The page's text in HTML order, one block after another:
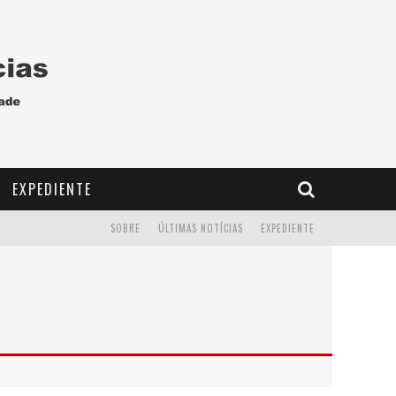
EXPEDIENTE
EXPEDIENTE
ÚLTIMAS NOTÍCIAS
SOBRE